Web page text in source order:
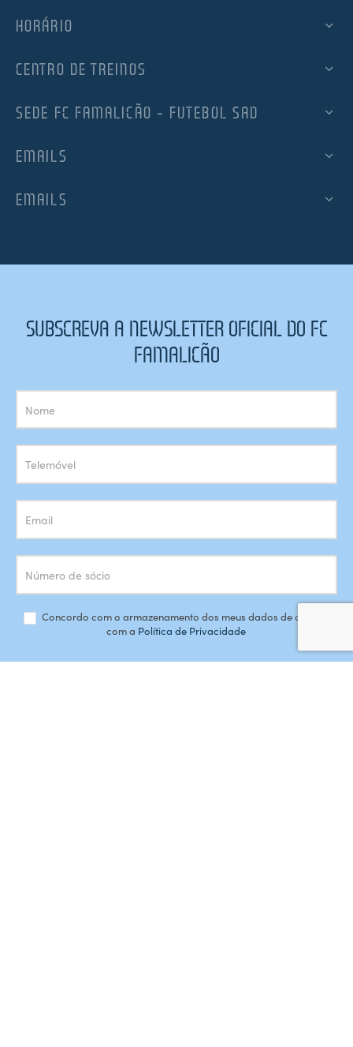
HORÁRIO
CENTRO DE TREINOS
SEDE FC FAMALICÃO – FUTEBOL SAD
EMAILS
EMAILS
SUBSCREVA A NEWSLETTER OFICIAL DO FC
FAMALICÃO
Subscrição
Newsletter
Concordo com o armazenamento dos meus dados de acordo
com a Política de Privacidade